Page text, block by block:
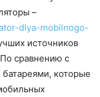
–
dlya-mobilnogo-
источников
сравнению с
которые